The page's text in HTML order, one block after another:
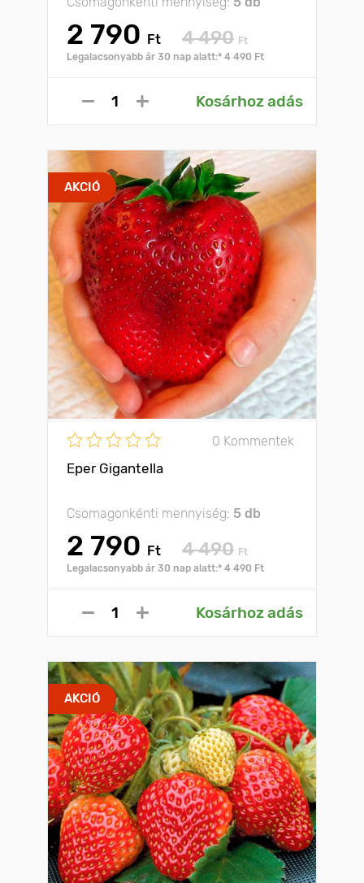
2 790 Ft 4 490 Ft
Legalacsonyabb ár 30 nap alatt:* 4 490 Ft
Kosárhoz adás
AKCIÓ
0 Kommentek
Eper Gigantella
Csomagonkénti mennyiség: 5 db
2 790 Ft 4 490 Ft
Legalacsonyabb ár 30 nap alatt:* 4 490 Ft
Kosárhoz adás
AKCIÓ